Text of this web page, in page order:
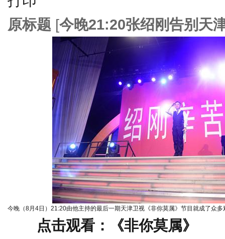
原标题 [今晚21:20张绍刚告别天
今晚（8月4日）21:20由他主持的最后一期天津卫视《非你莫属》节目就成了众
点击观看：《非你莫属》